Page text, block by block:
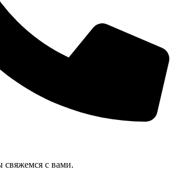
свяжемся с вами.